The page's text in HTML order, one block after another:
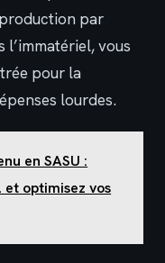
par
l’immatériel, vous
pour la
lourdes.
en SASU :
optimisez vos